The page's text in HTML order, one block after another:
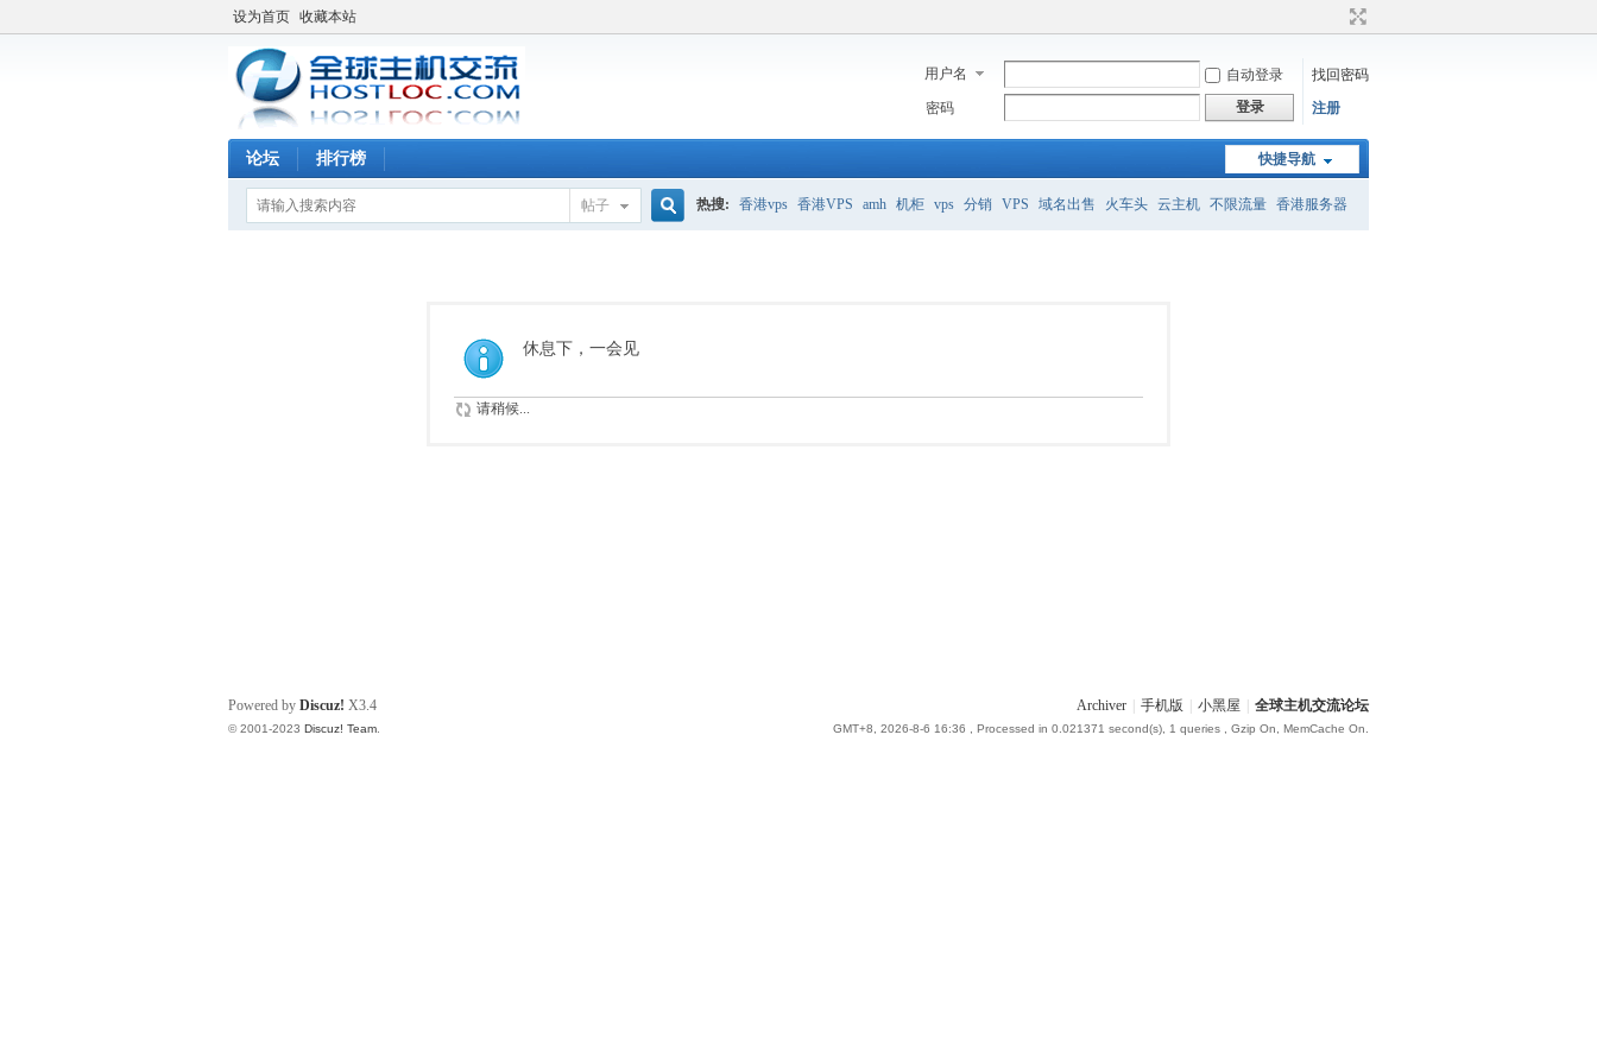
设为首页 收藏本站
用户名 自动登录
找回密码
密码
登录 注册
快捷导航
论坛 排行榜
帖子 热搜: 香港vps 香港VPS amh 机柜 vps 分销 VPS 域名出售 火车头 云主机 不限流量 香港服务器
休息下，一会见
请稍候...
Archiver 手机版 小黑屋 全球主机交流论坛
GMT+8, 2026-8-6 16:36 , Processed in 0.021371 second(s), 1 queries , Gzip On, MemCache On.
Powered by Discuz! X3.4
© 2001-2023 Discuz! Team